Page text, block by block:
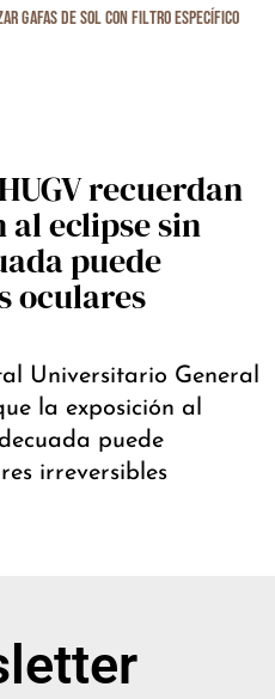
recuerdan
al eclipse sin
puede
oculares
Universitario General
la exposición al
puede
irreversibles